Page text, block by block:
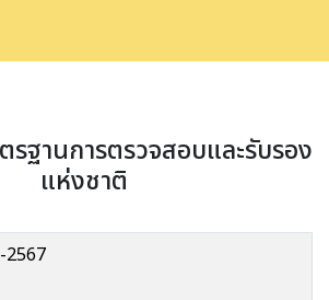
รฐานการตรวจสอบและรับรอง
แห่งชาติ
2567